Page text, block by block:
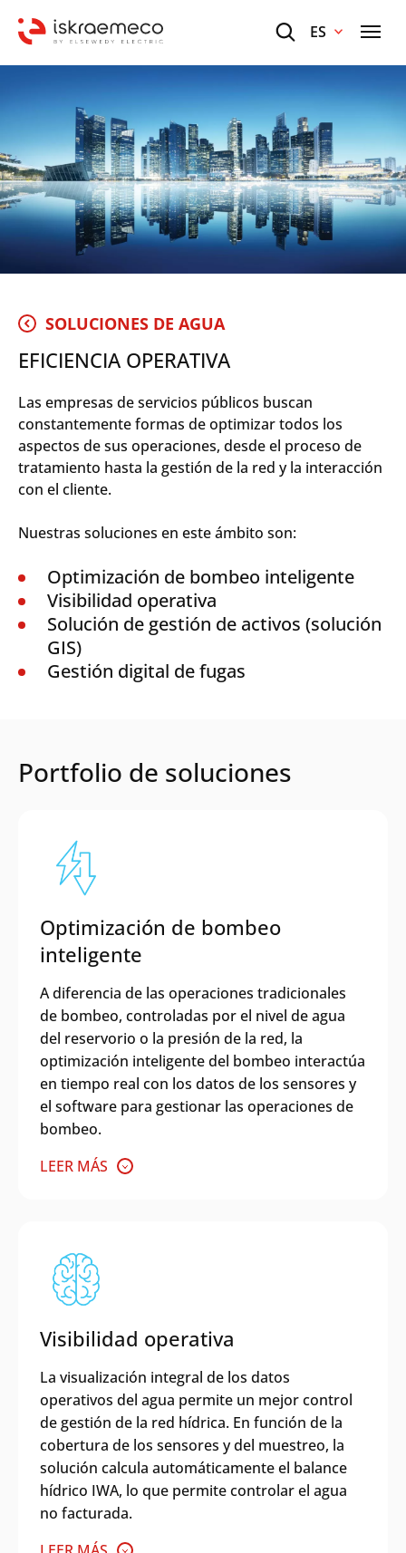
ES
SOLUCIONES DE AGUA
EFICIENCIA OPERATIVA
Las empresas de servicios públicos buscan
constantemente formas de optimizar todos los
aspectos de sus operaciones, desde el proceso de
tratamiento hasta la gestión de la red y la interacción
con el cliente.
Nuestras soluciones en este ámbito son:
Optimización de bombeo inteligente
Visibilidad operativa
Solución de gestión de activos (solución
GIS)
Gestión digital de fugas
Portfolio de soluciones
Optimización de bombeo
inteligente
A diferencia de las operaciones tradicionales
de bombeo, controladas por el nivel de agua
del reservorio o la presión de la red, la
optimización inteligente del bombeo interactúa
en tiempo real con los datos de los sensores y
el software para gestionar las operaciones de
bombeo.
LEER MÁS
Visibilidad operativa
La visualización integral de los datos
operativos del agua permite un mejor control
de gestión de la red hídrica. En función de la
cobertura de los sensores y del muestreo, la
solución calcula automáticamente el balance
hídrico IWA, lo que permite controlar el agua
no facturada.